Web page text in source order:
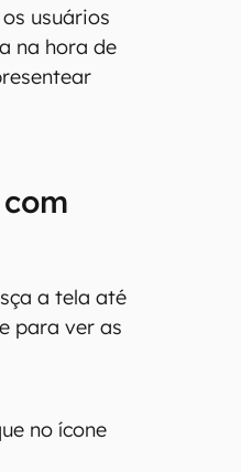
usuários
na hora de
a tela até
para ver as
no ícone